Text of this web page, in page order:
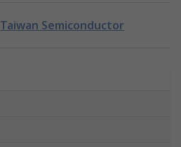
Taiwan Semiconductor